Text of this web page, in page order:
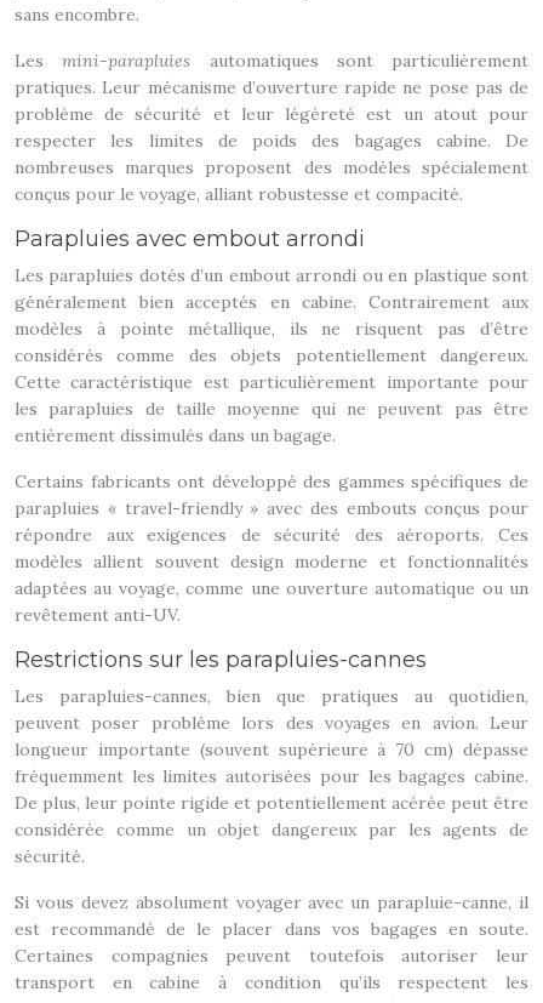
sans encombre.
Lesmini-parapluies automatiques sont particulièrement
pratiques. Leur mécanisme d’ouverture rapide ne pose pas de
problème de sécurité et leur légèreté est un atout pour
respecter les limites de poids des bagages cabine. De
nombreuses marques proposent des modèles spécialement
conçus pour le voyage, alliant robustesse et compacité.
Parapluies avec embout arrondi
Les parapluies dotés d’un embout arrondi ou en plastique sont
généralement bien acceptés en cabine. Contrairement aux
modèles à pointe métallique, ils ne risquent pas d’être
considérés comme des objets potentiellement dangereux.
Cette caractéristique est particulièrement importante pour
les parapluies de taille moyenne qui ne peuvent pas être
entièrement dissimulés dans un bagage.
Certains fabricants ont développé des gammes spécifiques de
parapluies « travel-friendly » avec des embouts conçus pour
répondre aux exigences de sécurité des aéroports. Ces
modèles allient souvent design moderne et fonctionnalités
adaptées au voyage, comme une ouverture automatique ou un
revêtement anti-UV.
Restrictions sur les parapluies-cannes
Les parapluies-cannes, bien que pratiques au quotidien,
peuvent poser problème lors des voyages en avion. Leur
longueur importante (souvent supérieure à 70 cm) dépasse
fréquemment les limites autorisées pour les bagages cabine.
De plus, leur pointe rigide et potentiellement acérée peut être
considérée comme un objet dangereux par les agents de
sécurité.
Si vous devez absolument voyager avec un parapluie-canne, il
est recommandé de le placer dans vos bagages en soute.
Certaines compagnies peuvent toutefois autoriser leur
transport en cabine à condition qu’ils respectent les